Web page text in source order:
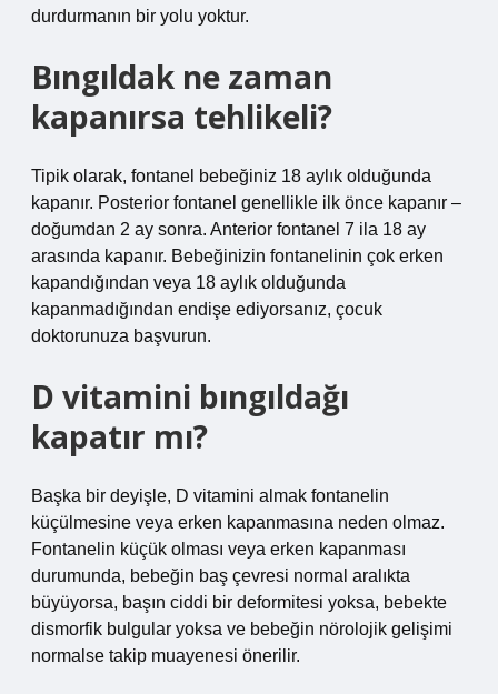
durdurmanın bir yolu yoktur.
Bıngıldak ne zaman
kapanırsa tehlikeli?
Tipik olarak, fontanel bebeğiniz 18 aylık olduğunda
kapanır. Posterior fontanel genellikle ilk önce kapanır –
doğumdan 2 ay sonra. Anterior fontanel 7 ila 18 ay
arasında kapanır. Bebeğinizin fontanelinin çok erken
kapandığından veya 18 aylık olduğunda
kapanmadığından endişe ediyorsanız, çocuk
doktorunuza başvurun.
D vitamini bıngıldağı
kapatır mı?
Başka bir deyişle, D vitamini almak fontanelin
küçülmesine veya erken kapanmasına neden olmaz.
Fontanelin küçük olması veya erken kapanması
durumunda, bebeğin baş çevresi normal aralıkta
büyüyorsa, başın ciddi bir deformitesi yoksa, bebekte
dismorfik bulgular yoksa ve bebeğin nörolojik gelişimi
normalse takip muayenesi önerilir.